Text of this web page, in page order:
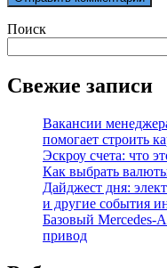
Поиск
Свежие записи
Вакансии
помогает строить
Эскроу счета: что
Как выбрать
Дайджест дня:
и другие события
Базовый Mercedes-
привод